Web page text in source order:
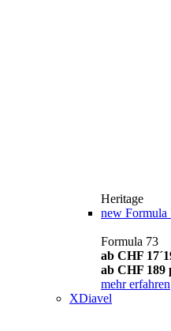
Heritage
new Formula
Formula 73
ab CHF
ab CHF
mehr erfahren
XDiavel